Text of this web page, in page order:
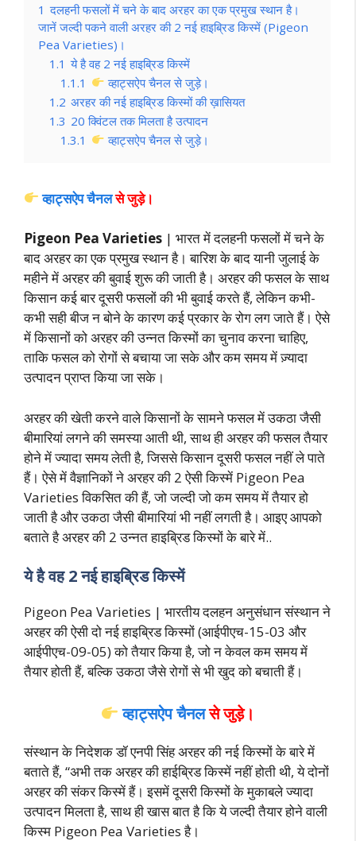
1 दलहनी फसलों में चने के बाद अरहर का एक प्रमुख स्थान है।
जानें जल्दी पकने वाली अरहर की 2 नई हाइब्रिड किस्में (Pigeon
Pea Varieties)।
1.1 ये है वह 2 नई हाइब्रिड किस्में
1.1.1
व्हाट्सऐप चैनल से जुड़े।
1.2 अरहर की नई हाइब्रिड किस्मों की ख़ासियत
1.3 20 क्विंटल तक मिलता है उत्पादन
1.3.1
व्हाट्सऐप चैनल से जुड़े।
व्हाट्सऐप चैनलसे जुड़े।
Pigeon Pea Varieties | भारत में दलहनी फसलों में चने के
बाद अरहर का एक प्रमुख स्थान है। बारिश के बाद यानी जुलाई के
महीने में अरहर की बुवाई शुरू की जाती है। अरहर की फसल के साथ
किसान कई बार दूसरी फसलों की भी बुवाई करते हैं, लेकिन कभी-
कभी सही बीज न बोने के कारण कई प्रकार के रोग लग जाते हैं। ऐसे
में किसानों को अरहर की उन्नत किस्मों का चुनाव करना चाहिए,
ताकि फसल को रोगों से बचाया जा सके और कम समय में ज़्यादा
उत्पादन प्राप्त किया जा सके।
अरहर की खेती करने वाले किसानों के सामने फसल में उकठा जैसी
बीमारियां लगने की समस्या आती थी, साथ ही अरहर की फसल तैयार
होने में ज्यादा समय लेती है, जिससे किसान दूसरी फसल नहीं ले पाते
हैं। ऐसे में वैज्ञानिकों ने अरहर की 2 ऐसी किस्में Pigeon Pea
Varieties विकसित की हैं, जो जल्दी जो कम समय में तैयार हो
जाती है और उकठा जैसी बीमारियां भी नहीं लगती है। आइए आपको
बताते है अरहर की 2 उन्नत हाइब्रिड किस्मों के बारे में..
ये है वह 2 नई हाइब्रिड किस्में
Pigeon Pea Varieties | भारतीय दलहन अनुसंधान संस्थान ने
अरहर की ऐसी दो नई हाइब्रिड किस्मों (आईपीएच-15-03 और
आईपीएच-09-05) को तैयार किया है, जो न केवल कम समय में
तैयार होती हैं, बल्कि उकठा जैसे रोगों से भी खुद को बचाती हैं।
व्हाट्सऐप चैनलसे जुड़े।
संस्थान के निदेशक डॉ एनपी सिंह अरहर की नई किस्मों के बारे में
बताते हैं, “अभी तक अरहर की हाईब्रिड किस्में नहीं होती थी, ये दोनों
अरहर की संकर किस्में हैं। इसमें दूसरी किस्मों के मुकाबले ज्यादा
उत्पादन मिलता है, साथ ही खास बात है कि ये जल्दी तैयार होने वाली
किस्म Pigeon Pea Varieties है।